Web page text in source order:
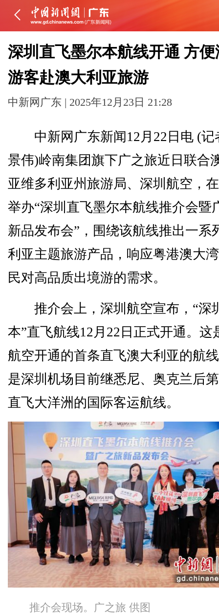
深圳直飞墨尔本航线开通 方便
游客赴澳大利亚旅游
中新网广东 | 2025年12月23日 21:28
中新网广东新闻12月22日电 (记
景伟)岭南集团旗下广之旅近日联合
亚维多利亚州旅游局、深圳航空，
举办“深圳直飞墨尔本航线推介会暨
新品发布会”，围绕该航线推出一系
利亚主题旅游产品，响应粤港澳大
民对高品质出境游的需求。
推介会上，深圳航空宣布，“深
本”直飞航线12月22日正式开通。这
航空开通的首条直飞澳大利亚的航
是深圳机场目前继悉尼、奥克兰后
直飞大洋洲的国际客运航线。
推介会现场。广之旅 供图